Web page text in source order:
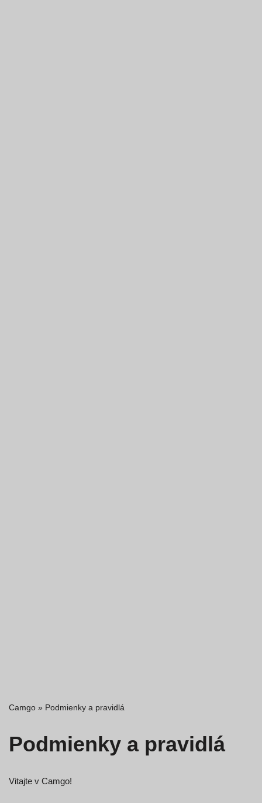
Camgo » Podmienky a pravidlá
Podmienky a pravidlá
Vitajte v Camgo!